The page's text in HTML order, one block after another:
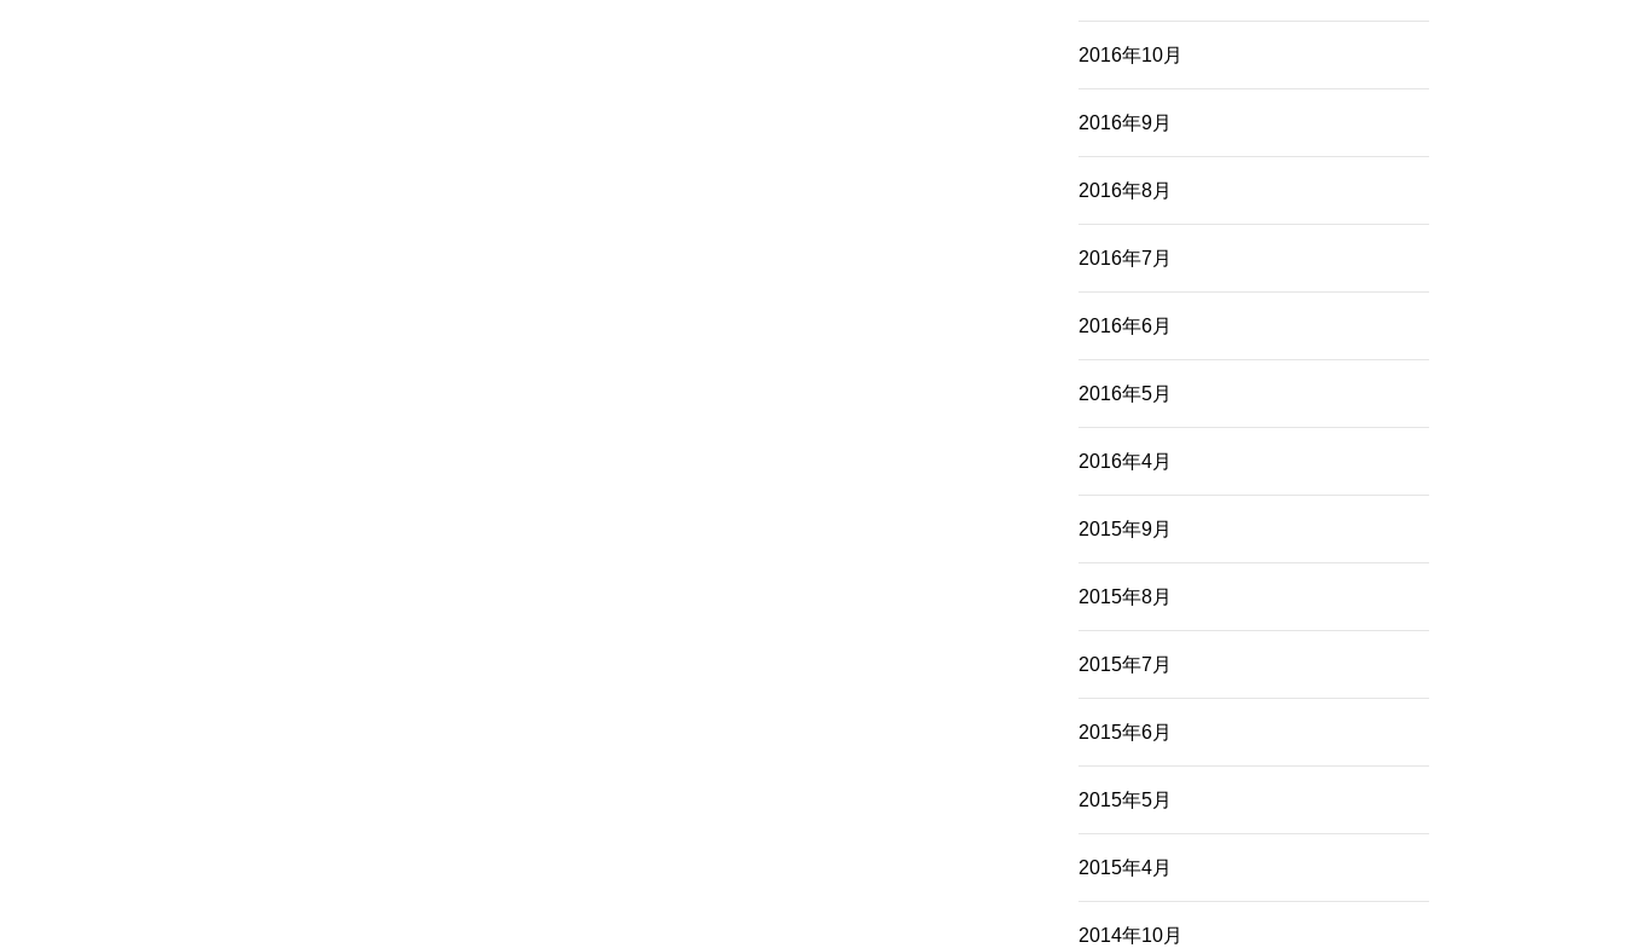
2016年10月
2016年9月
2016年8月
2016年7月
2016年6月
2016年5月
2016年4月
2015年9月
2015年8月
2015年7月
2015年6月
2015年5月
2015年4月
2014年10月